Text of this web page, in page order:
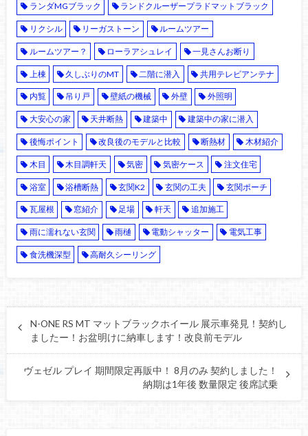
ランダMGブラック ランドクルーザープラドマットブラック
リクシル リーガストーン ルームツアー
ルームツアー？ ローラアシュレイ 一見さんお断り
上棟 久しぶりのMT 二階に潜入 共用テレビアンテナ
内覧 吊り戸 壁紙の機械 外壁 外照明
大安心の家 天井断熱 建築中 建築中の家に潜入
後悔ポイント 改良後のモデルと比較 断熱材 木材紹介
木目 木目調軒天 気密 気密ケース 注文住宅
浴室 浴槽断熱 玄関K2 玄関の工夫 玄関ポーチ
瓦屋根 窓紹介 足場 軒天 追加施工
雨に濡れない玄関 雨樋 電動シャッター 電気工事
食洗機深型 高耐久シーリング
N-ONE RS MT マットブラックホイール 展示車発見！契約し
ましたー！お盆明けに納車します！改良前モデル
ヴェゼル プレイ 期間限定再販中！ 8月のみ 契約しました！
納期は1年後 数量限定 後席試乗